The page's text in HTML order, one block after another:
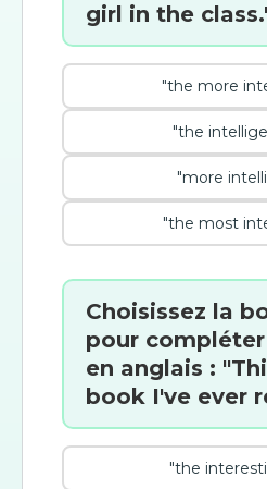
girl in the
"the more
"the
"more
"the most
Choisissez la
pour
en anglais : "This
book I've ever
"the